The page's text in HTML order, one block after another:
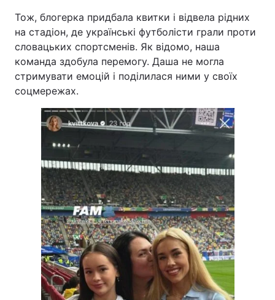
Тож, блогерка придбала квитки і відвела рідних
на стадіон, де українські футболісти грали проти
словацьких спортсменів. Як відомо, наша
команда здобула перемогу. Даша не могла
стримувати емоцій і поділилася ними у своїх
соцмережах.